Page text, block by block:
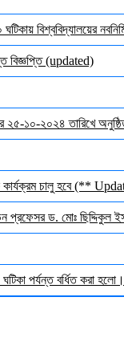
বিশ্ববিদ্যালয়ের
বিজ্ঞপ্তি (updated)
২৫-১০-২০২৪ তারিখে
কার্যক্রম চালু হবে (**
প্রফেসর ড. মোঃ ছিদ্দিকুল
পর্যন্ত বর্ধিত করা